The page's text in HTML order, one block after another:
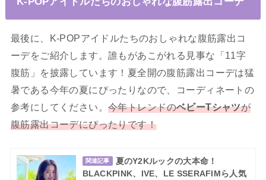
最後に、K-POPアイドルたちのおしゃれな腹筋露出コ
ーデをご紹介します。誰もがあこがれる見事な「11字
腹筋」を披露しています！夏全開の腹筋露出コーデは猛
暑である今年の夏にぴったりなので、コーディネートの
参考にしてください。今年トレンドのベビーTシャツが
腹筋露出コーデにぴったりです！
関連記事
夏のY2Kルックの大本命！
BLACKPINK、IVE、LE SSERAFIMら人気